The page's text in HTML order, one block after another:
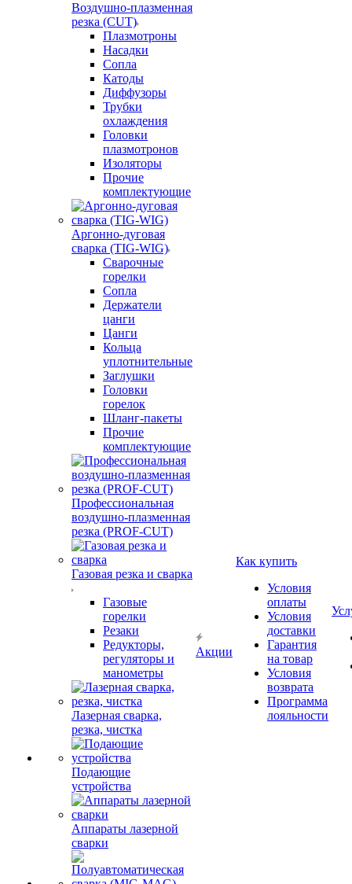
Воздушно-плазменная
резка (CUT)
Плазмотроны
Насадки
Сопла
Катоды
Диффузоры
Трубки
охлаждения
Головки
плазмотронов
Изоляторы
Прочие
комплектующие
Аргонно-дуговая
сварка (TIG-WIG)
Сварочные
горелки
Сопла
Держатели
цанги
Цанги
Кольца
уплотнительные
Заглушки
Головки
горелок
Шланг-пакеты
Прочие
комплектующие
Профессиональная
воздушно-плазменная
резка (PROF-CUT)
Газовая резка и сварка
Газовые
горелки
Резаки
Редукторы,
регуляторы и
манометры
Лазерная сварка,
резка, чистка
Подающие
устройства
Аппараты лазерной
сварки
Акции
Как купить
Условия
оплаты
Условия
доставки
Гарантия
на товар
Условия
возврата
Программа
лояльности